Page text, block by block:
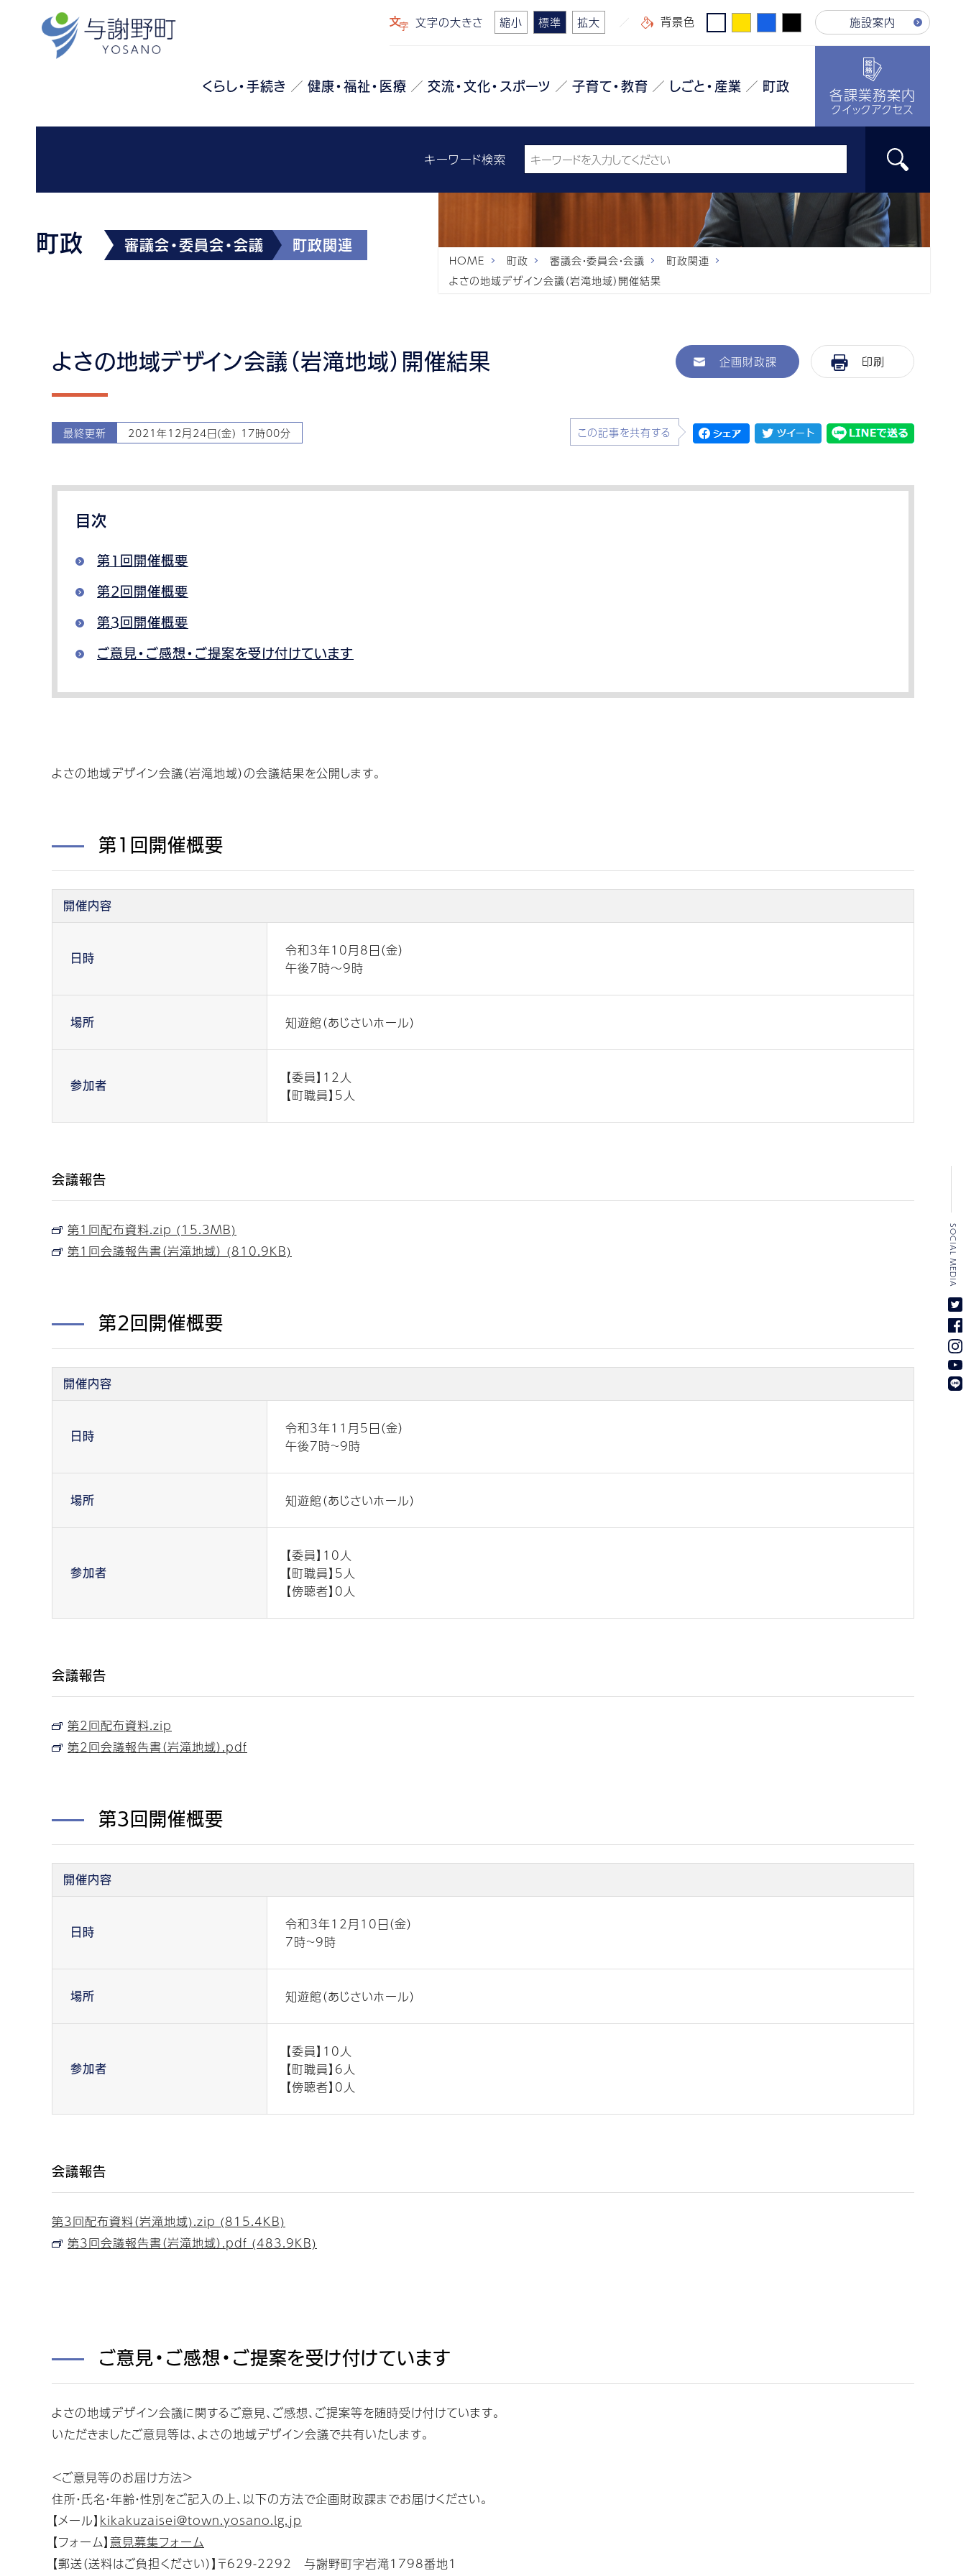
文字の大きさ 縮小 標準 拡大 背景色 施設案内
くらし・手続き 健康・福祉・医療 交流・文化・スポーツ 子育て・教育 しごと・産業 町政 各課業務案内
クイックアクセス
キーワード検索
町政 審議会・委員会・会議 町政関連
HOME 町政 審議会・委員会・会議
町政関連
よさの地域デザイン会議（岩滝地域）開催結果
よさの地域デザイン会議（岩滝地域）開催結果 企画財政課 印刷
最終更新 2021年12月24日(金) 17時00分 この記事を共有する
目次
第1回開催概要
第2回開催概要
第3回開催概要
ご意見・ご感想・ご提案を受け付けています
よさの地域デザイン会議（岩滝地域）の会議結果を公開します。
第1回開催概要
開催内容
日時
令和3年10月8日（金）
午後7時～9時
場所 知遊館（あじさいホール）
参加者
【委員】12人
【町職員】5人
会議報告
第1回配布資料.zip (15.3MB)
第1回会議報告書（岩滝地域） (810.9KB)
第2回開催概要
開催内容
日時
令和3年11月5日（金）
午後7時~9時
場所 知遊館（あじさいホール）
参加者
【委員】10人
【町職員】5人
【傍聴者】0人
会議報告
第2回配布資料.zip
第2回会議報告書（岩滝地域）.pdf
第3回開催概要
開催内容
日時
令和3年12月10日（金）
7時~9時
場所 知遊館（あじさいホール）
参加者
【委員】10人
【町職員】6人
【傍聴者】0人
会議報告
第3回配布資料（岩滝地域).zip (815.4KB)
第3回会議報告書（岩滝地域）.pdf (483.9KB)
ご意見・ご感想・ご提案を受け付けています
よさの地域デザイン会議に関するご意見、ご感想、ご提案等を随時受け付けています。
いただきましたご意見等は、よさの地域デザイン会議で共有いたします。
＜ご意見等のお届け方法＞
住所・氏名・年齢・性別をご記入の上、以下の方法で企画財政課までお届けください。
【メール】 kikakuzaisei@town.yosano.lg.jp
【フォーム】意見募集フォーム
【郵送（送料はご負担ください）】〒629-2292 与謝野町字岩滝1798番地1
SOCIAL MEDIA